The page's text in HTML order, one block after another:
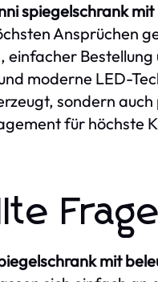
spiegelschrank
Ansprüchen
moderne LED-
sondern
für höchste
mit